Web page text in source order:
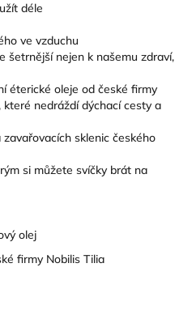
déle
ve vzduchu
šetrnější nejen k našemu zdraví,
éterické oleje od české firmy
nedráždí dýchací cesty a
sklenic českého
si můžete svíčky brát na
olej
firmy Nobilis Tilia